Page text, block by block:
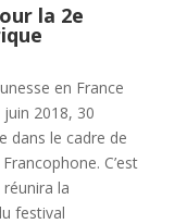
la 2e
en France
2018, 30
dans le cadre de
C’est
la
festival